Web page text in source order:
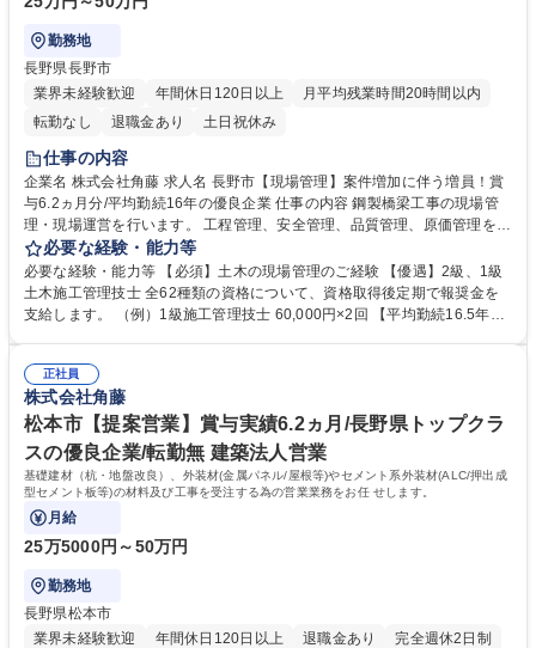
勤務地
長野県長野市
業界未経験歓迎
年間休日120日以上
月平均残業時間20時間以内
転勤なし
退職金あり 土日祝休み
仕事の内容
企業名 株式会社角藤 求人名 長野市【現場管理】案件増加に伴う増員！賞
与6.2ヵ月分/平均勤続16年の優良企業 仕事の内容 鋼製橋梁工事の現場管
理・現場運営を行います。 工程管理、安全管理、品質管理、原価管理を通
じて現場管理を行うとともに、元請として協力業者と連携して工事管理を
行います。 【担当案件】担当案件数は1人あたり1つで、掛け持ちはあり
ません。 【エリア】長野・岐阜・東京・横浜など全国にわたります。県外
の場合は長期出張（数ヶ月～1年程度）のうえ対応をいただきます。 【工
（日当・食事手当）等は充実しており、個人の負担を軽減するようにして
います。 募集職種 長野市【現場管理】案件増加に伴う増員！賞与6.2ヵ月
分/平均勤続16年の優良企業
必要な経験・能力等
必要な経験・能力等 【必須】土木の現場管理のご経験 【優遇】2級、1級
土木施工管理技士 全62種類の資格について、資格取得後定期で報奨金を
支給します。 （例）1級施工管理技士 60,000円×2回 【平均勤続16.5年の
8ヶ所あり、年間に携わる工事件数約1,500件、日本を支える代表的な施工
実績多数 。 待遇面：上場企業レベルの規模感で、待遇面も抜群。社員へ
の還元を大切にしており、賞与は年3回、6.2ヶ月分支給。 学歴・資格 学
歴：大学院 大学 高専 短大 専修学校 高校 語学力： 資格：1級土木施工管
理技士 2級土木施工管理技士
正社員
株式会社角藤
松本市【提案営業】賞与実績6.2ヵ月/長野県トップクラ
スの優良企業/転勤無 建築法人営業
基礎建材（杭・地盤改良）、外装材(金属パネル/屋根等)やセメント系外装材(ALC/押出成
型セメント板等)の材料及び工事を受注する為の営業業務をお任 せします。
月給
25万5000円～50万円
勤務地
長野県松本市
業界未経験歓迎
年間休日120日以上 退職金あり
完全週休2日制